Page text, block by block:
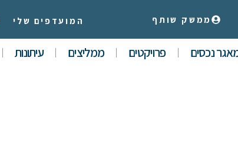
ממשק שותף המועדפים שלי
נכסים פרויקטים ממליצים עיתונות